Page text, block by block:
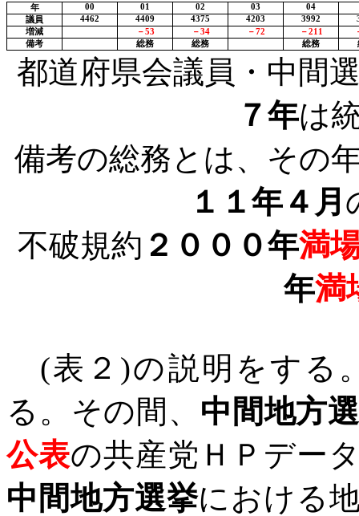
年 00 01 02 03
04
議員
4462 4409 4375 4203 3992
増減
－53 －34 －72 －211
備考
総務 総務 総務
都道府県会議員・中間
７年は
備考の総務とは、その
１１年４月
不破規約 ２０００年満
年満
(表２ )の説明をする
る。その間、 中間地方
公表の共産党ＨＰデー
中間地方選挙における